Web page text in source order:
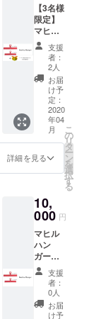
【3名様
限定】
マヒル
ハン
ガー
（おと
な用4個
＋こど
も用4
個）＋
マヒル
が考え
た感謝
の気持
ち③ ＜
ハン
色＞ 全
て1色を
選択可
＜感謝
の気持
ち③と
は？＞
ハン
ガーの
１つに
『マヒ
支援
者：
2人
お届
け予
定：
2020
年04
月
詳細を見る
こ
の
リ
タ
ー
ン
を
選
択
す
る
10,
000 円
マヒル
ハン
ガー
（おと
な用4個
＋こど
も用4
個） ＜
支援
者：
0人
お届
け予